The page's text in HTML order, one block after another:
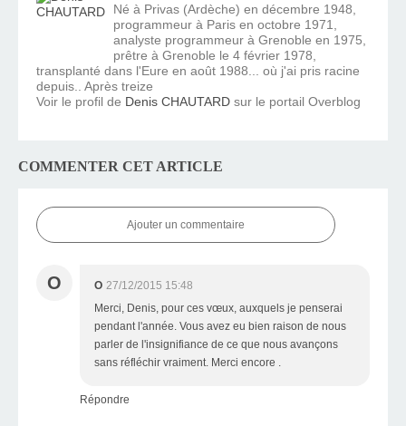
Né à Privas (Ardèche) en décembre 1948,
programmeur à Paris en octobre 1971,
analyste programmeur à Grenoble en 1975,
prêtre à Grenoble le 4 février 1978,
transplanté dans l'Eure en août 1988... où j'ai pris racine
depuis.. Après treize
Voir le profil de Denis CHAUTARD sur le portail Overblog
COMMENTER CET ARTICLE
Ajouter un commentaire
O O 27/12/2015 15:48
Merci, Denis, pour ces vœux, auxquels je penserai
pendant l'année. Vous avez eu bien raison de nous
parler de l'insignifiance de ce que nous avançons
sans réfléchir vraiment. Merci encore .
Répondre